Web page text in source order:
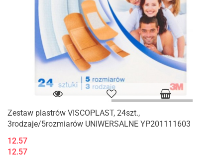
Zestaw plastrów VISCOPLAST, 24szt.,
3rodzaje/5rozmiarów UNIWERSALNE YP201111603
12.57
12.57